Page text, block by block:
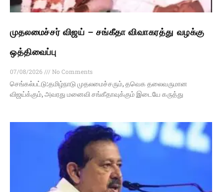
முதலமைச்சர் விஜய் – சங்கீதா விவாகரத்து வழக்கு
ஒத்திவைப்பு
07/08/2026
No Comments
செங்கல்பட்டு:தமிழ்நாடு முதலமைச்சரும், தவெக தலைவருமான
விஜய்க்கும், அவரது மனைவி சங்கீதாவுக்கும் இடையே கருத்து